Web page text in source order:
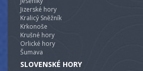
Jizerské hory
Kralicý Sněžník
Krkonoše
Krušné hory
Orlické hory
Šumava
SLOVENSKÉ HORY